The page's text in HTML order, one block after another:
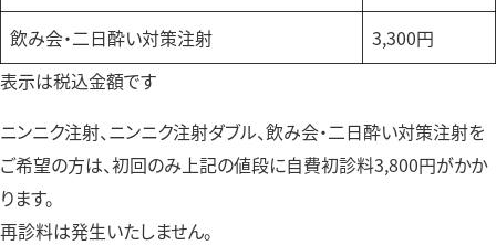
飲み会・二日酔い対策注射
3,300円
表示は税込金額です
ニンニク注射、ニンニク注射ダブル、飲み会・二日酔い対策注射を
ご希望の方は、初回のみ上記の値段に自費初診料3,800円がかか
ります。
再診料は発生いたしません。